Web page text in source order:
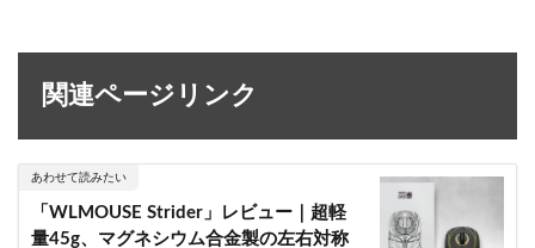
関連ページリンク
あわせて読みたい
「WLMOUSE Strider」レビュー｜超軽
量45g、マグネシウム合金製の左右対称